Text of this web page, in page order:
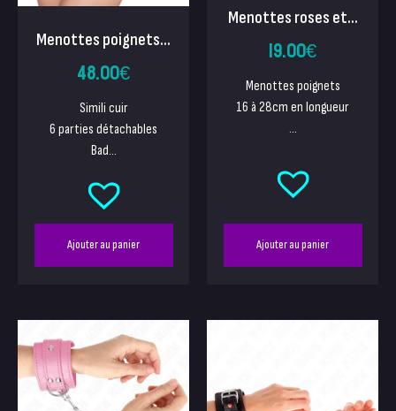
Menottes poignets...
48.00€
Simili cuir
6 parties détachables
Bad...
Ajouter au panier
Menottes roses et...
19.00€
Menottes poignets
16 à 28cm en longueur
...
Ajouter au panier